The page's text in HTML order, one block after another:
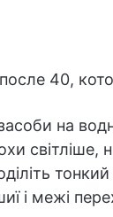
на
і межі